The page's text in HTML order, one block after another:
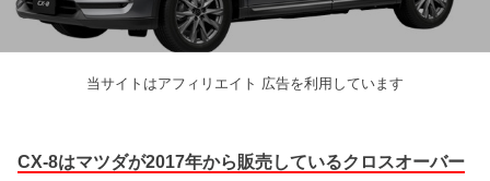
当サイトはアフィリエイト 広告を利用しています
CX-8はマツダが2017年から販売しているクロスオーバー